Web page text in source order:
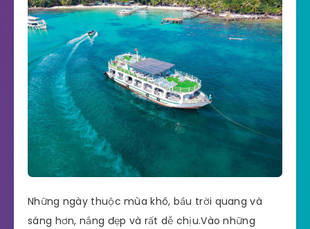
Những ngày thuộc mùa khô, bầu trời quang và
sáng hơn, nắng đẹp và rất dễ chịu.Vào những